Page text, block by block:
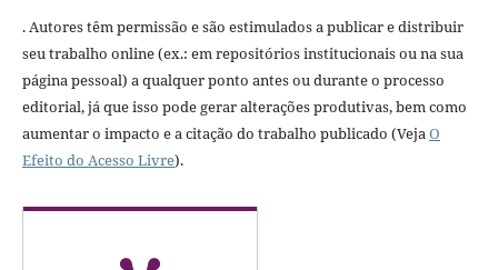
. Autores têm permissão e são estimulados a publicar e distribuir
seu trabalho online (ex.: em repositórios institucionais ou na sua
página pessoal) a qualquer ponto antes ou durante o processo
editorial, já que isso pode gerar alterações produtivas, bem como
aumentar o impacto e a citação do trabalho publicado (VejaO
Efeito do Acesso Livre).